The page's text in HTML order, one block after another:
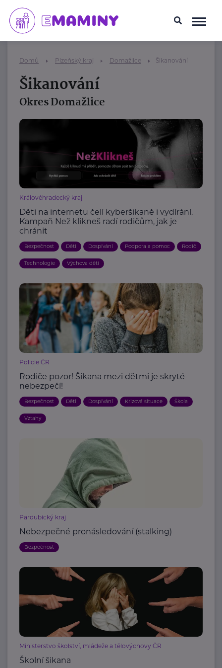
Domů Plzeňský kraj Domažlice Šikanování
Šikanování
Okres Domažlice
Královéhradecký kraj
Děti na internetu čelí kyberšikaně i vydírání.
Kampaň Než klikneš radí rodičům, jak je
chránit
Bezpečnost Děti Dospívání Podpora a pomoc Rodič
Technologie Výchova dětí
Policie ČR
Rodiče pozor! Šikana mezi dětmi je skryté
nebezpečí!
Bezpečnost Děti Dospívání Krizová situace Škola
Vztahy
Pardubický kraj
Nebezpečné pronásledování (stalking)
Bezpečnost
Ministerstvo školství, mládeže a tělovýchovy ČR
Školní šikana